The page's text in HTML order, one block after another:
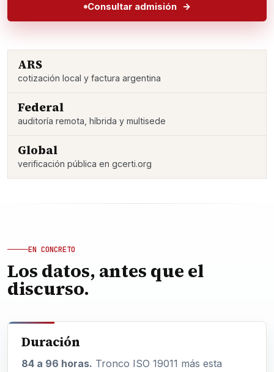
Consultar admisión
ARS
cotización local y factura argentina
Federal
auditoría remota, híbrida y multisede
Global
verificación pública en gcerti.org
EN CONCRETO
Los datos, antes que el
discurso.
Duración
84 a 96 horas. Tronco ISO 19011 más esta